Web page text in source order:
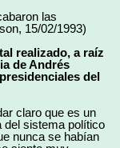
las
15/02/1993)
realizado, a raíz
de Andrés
del
claro que es un
del sistema político
nunca se habían